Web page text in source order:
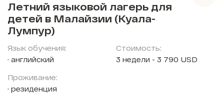
Летний языковой лагерь для
детей в Малайзии (Куала-
Лумпур)
Язык обучения:
английский
Проживание:
резиденция
Стоимость:
3 недели - 3 790 USD